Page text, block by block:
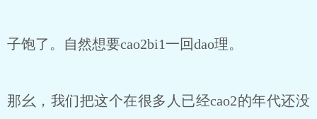
子饱了。自然想要cao2bi1一回dao理。
那幺，我们把这个在很多人已经cao2的年代还没